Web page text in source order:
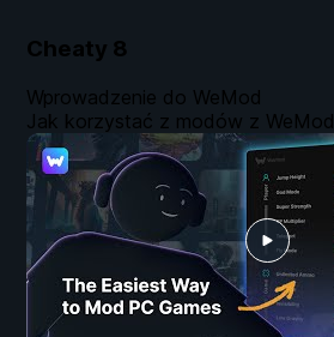
Cheaty 8
Wprowadzenie do WeMod
Jak korzystać z modów z WeMod